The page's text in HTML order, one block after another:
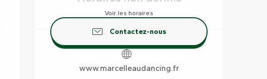
Voir les horaires
Contactez-nous
www.marcelleaudancing.fr